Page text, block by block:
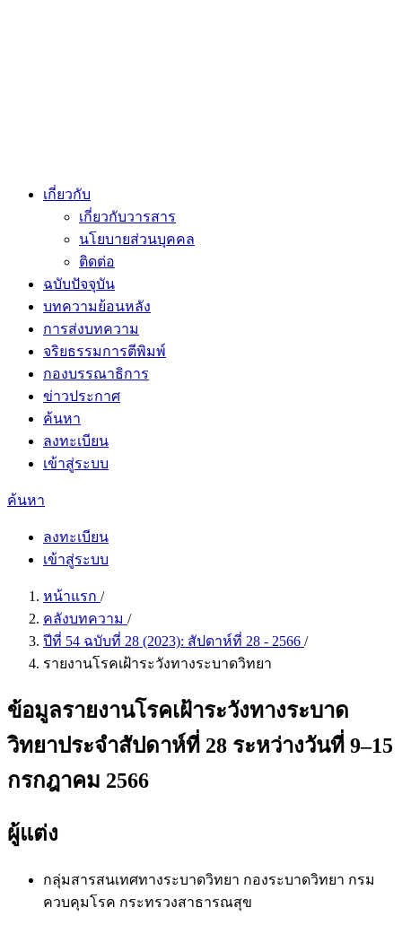
เกี่ยวกับ
เกี่ยวกับวารสาร
นโยบายส่วนบุคคล
ติดต่อ
ฉบับปัจจุบัน
บทความย้อนหลัง
การส่งบทความ
จริยธรรมการตีพิมพ์
กองบรรณาธิการ
ข่าวประกาศ
ค้นหา
ลงทะเบียน
เข้าสู่ระบบ
ค้นหา
ลงทะเบียน
เข้าสู่ระบบ
หน้าแรก /
คลังบทความ /
ปีที่ 54 ฉบับที่ 28 (2023): สัปดาห์ที่ 28 - 2566 /
รายงานโรคเฝ้าระวังทางระบาดวิทยา
ข้อมูลรายงานโรคเฝ้าระวังทางระบาด
วิทยาประจำสัปดาห์ที่ 28 ระหว่างวันที่ 9–15
กรกฎาคม 2566
ผู้แต่ง
กลุ่มสารสนเทศทางระบาดวิทยา กองระบาดวิทยา กรม
ควบคุมโรค กระทรวงสาธารณสุข